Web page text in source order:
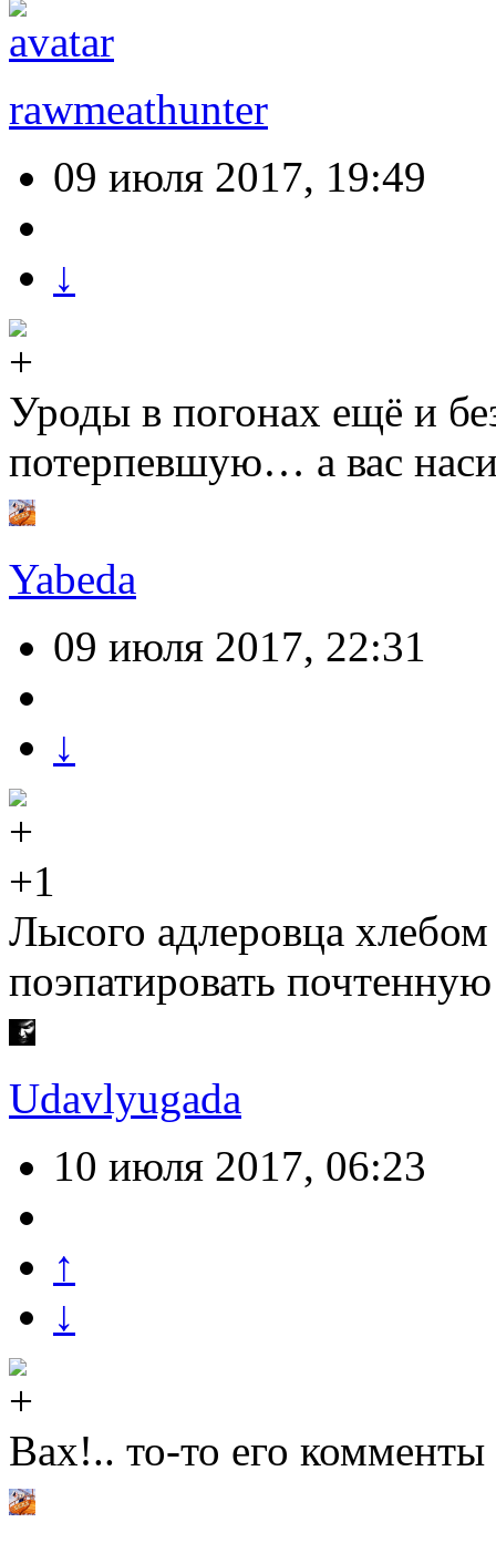
rawmeathunter
09 июля 2017, 19:49
↓
Уроды в погонах ещё и
потерпевшую… а вас
Yabeda
09 июля 2017, 22:31
↓
+1
Лысого адлеровца
поэпатировать
Udavlyugada
10 июля 2017, 06:23
↑
↓
Вах!.. то-то его